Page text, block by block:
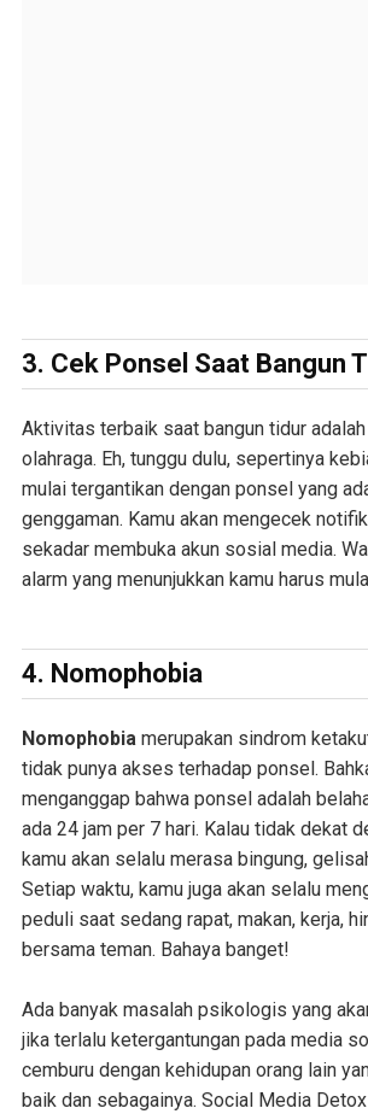
3. Cek Ponsel Saat Bangun
Aktivitas terbaik saat bangun tidur
olahraga. Eh, tunggu dulu, sepertinya
mulai tergantikan dengan ponsel yang
genggaman. Kamu akan mengecek
sekadar membuka akun sosial media.
alarm yang menunjukkan kamu harus
4. Nomophobia
Nomophobiamerupakan sindrom
tidak punya akses terhadap ponsel.
menganggap bahwa ponsel adalah
ada 24 jam per 7 hari. Kalau tidak dekat
kamu akan selalu merasa bingung,
Setiap waktu, kamu juga akan selalu
peduli saat sedang rapat, makan, kerja,
bersama teman. Bahaya banget!
Ada banyak masalah psikologis yang
jika terlalu ketergantungan pada media
cemburu dengan kehidupan orang lain
baik dan sebagainya. Social Media